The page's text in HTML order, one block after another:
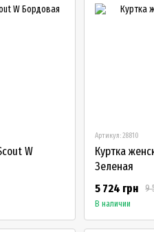
W
Артикул: 28810
Куртка
Зеленая
9
5 724 грн
В наличии